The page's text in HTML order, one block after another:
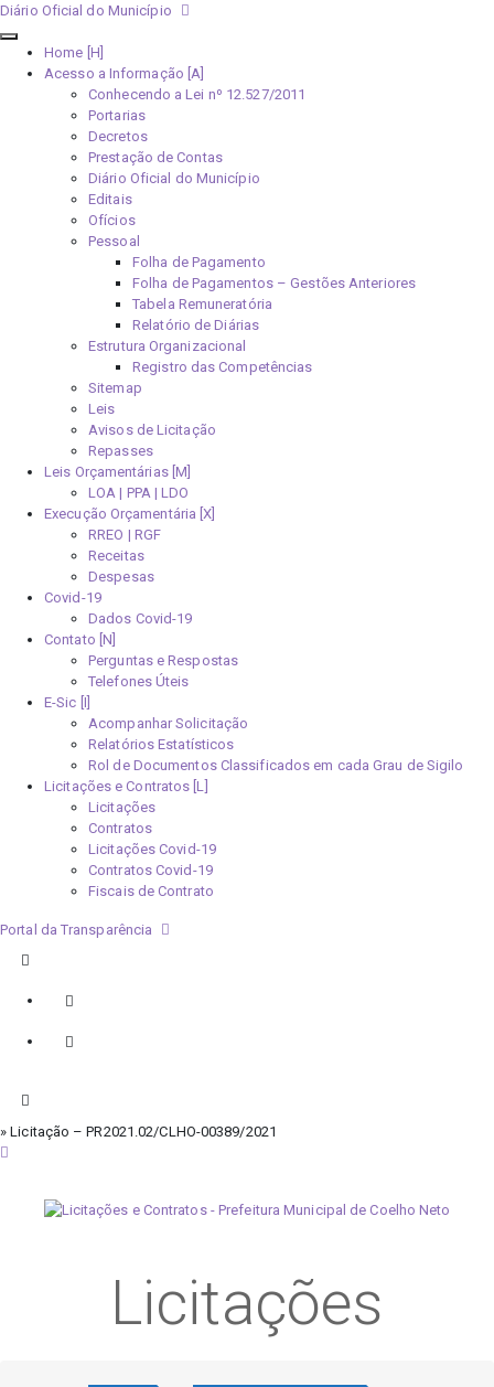
Diário Oficial do Município
Home [H]
Acesso a Informação [A]
Conhecendo a Lei nº 12.527/2011
Portarias
Decretos
Prestação de Contas
Diário Oficial do Município
Editais
Ofícios
Pessoal
Folha de Pagamento
Folha de Pagamentos – Gestões Anteriores
Tabela Remuneratória
Relatório de Diárias
Estrutura Organizacional
Registro das Competências
Sitemap
Leis
Avisos de Licitação
Repasses
Leis Orçamentárias [M]
LOA | PPA | LDO
Execução Orçamentária [X]
RREO | RGF
Receitas
Despesas
Covid-19
Dados Covid-19
Contato [N]
Perguntas e Respostas
Telefones Úteis
E-Sic [I]
Acompanhar Solicitação
Relatórios Estatísticos
Rol de Documentos Classificados em cada Grau de Sigilo
Licitações e Contratos [L]
Licitações
Contratos
Licitações Covid-19
Contratos Covid-19
Fiscais de Contrato
Portal da Transparência
» Licitação – PR2021.02/CLHO-00389/2021
Licitações